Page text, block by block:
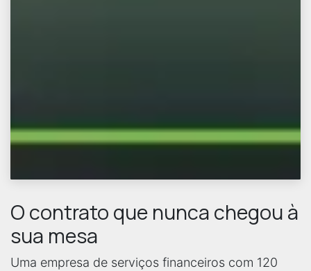
O contrato que nunca chegou à
sua mesa
Uma empresa de serviços financeiros com 120